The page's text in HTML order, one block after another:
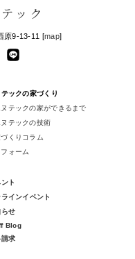
ック
原9-13-11 [map]
ックの家づくり
テックの家ができるまで
テックの技術
くりコラム
フォーム
ト
インイベント
せ
Blog
求